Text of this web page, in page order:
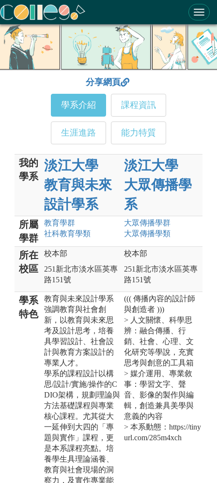
ColleGo! 大學選才與高中育才輔助系統
分享網頁
學系介紹 課程資訊
生涯進路 能力特質
我的
學系
淡江大學
教育與未來
設計學系
淡江大學
大眾傳播學
系
所屬
學群
教育學群
社科教育學類
大眾傳播學群
大眾傳播學類
所在
校區
校本部
251新北市淡水區英專
路151號
校本部
251新北市淡水區英專
路151號
學系
特色
教育與未來設計學系
強調教育與社會創
新，以教育與未來思
考及設計思考，培養
具學習設計、社會設
計與教育方案設計的
專業人才。
學系的課程設計以構
思/設計/實施/操作的C
DIO架構，規劃理論與
方法基礎課程與專業
核心課程。尤其從大
一延伸到大四的「專
題與實作」課程，更
是本系課程亮點。培
養學生具理論涵養、
教育與社會現場的洞
察力，及實作專業能
((( 傳播內容的設計師
與創造者 )))
> 人文關懷、科學思
辨：融合傳播、行
銷、社會、心理、文
化研究等學說，充實
思考與創意的工具箱
> 媒介運用、專業敘
事：學習文字、聲
音、影像的製作與編
輯，創造兼具美學與
意義的內容
> 本系動態：https://tiny
url.com/285m4xch